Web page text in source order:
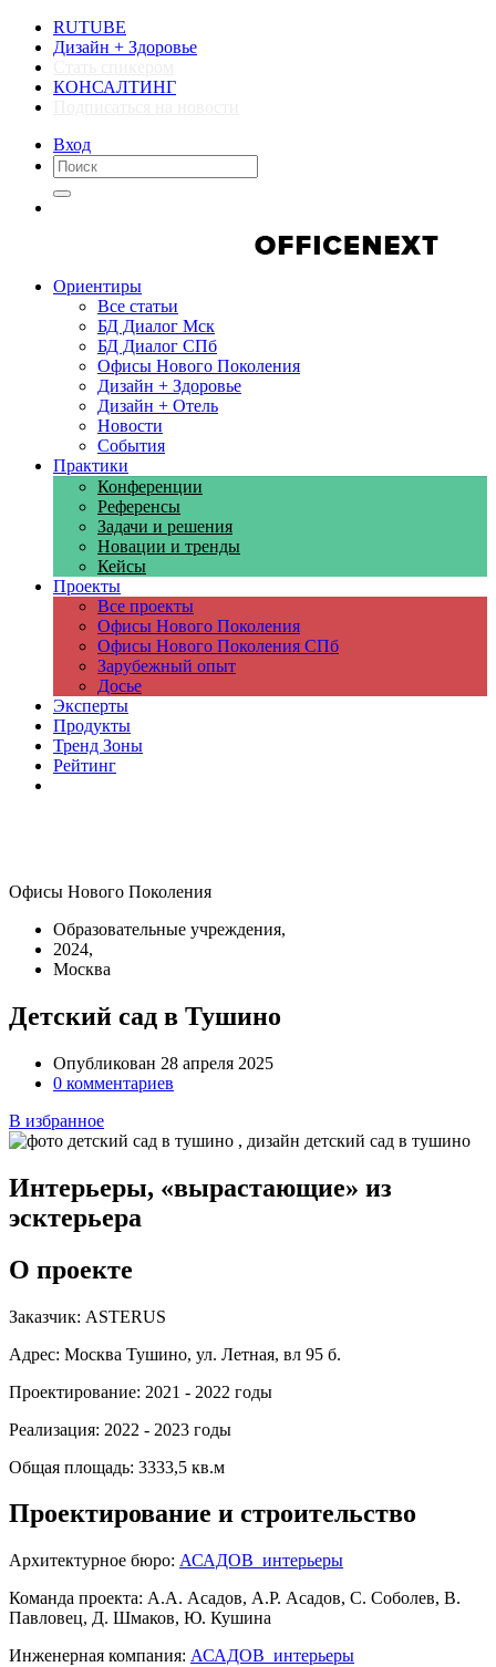
RUTUBE
Дизайн + Здоровье
КОНСАЛТИНГ
Вход
Ориентиры
Все статьи
БД Диалог Мск
БД Диалог СПб
Офисы Нового Поколения
Дизайн + Здоровье
Дизайн + Отель
Новости
События
Практики
Конференции
Референсы
Задачи и решения
Новации и тренды
Кейсы
Проекты
Все проекты
Офисы Нового Поколения
Офисы Нового Поколения СПб
Зарубежный опыт
Досье
Эксперты
Продукты
Тренд Зоны
Рейтинг
Офисы Нового Поколения
Образовательные учреждения,
2024,
Москва
Детский сад в Тушино
Опубликован 28 апреля 2025
0 комментариев
В избранное
Интерьеры, «вырастающие» из
эсктерьера
О проекте
Заказчик: ASTERUS
Адрес: Москва Тушино, ул. Летная, вл 95 б.
Проектирование: 2021 - 2022 годы
Реализация: 2022 - 2023 годы
Общая площадь: 3333,5 кв.м
Проектирование и строительство
Архитектурное бюро: АСАДОВ_интерьеры
Команда проекта: А.А. Асадов, А.Р. Асадов, С. Соболев, В.
Павловец, Д. Шмаков, Ю. Кушина
Инженерная компания: АСАДОВ_интерьеры